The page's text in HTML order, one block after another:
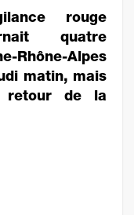
rouge
quatre
Rhône-Alpes
matin, mais
retour de la